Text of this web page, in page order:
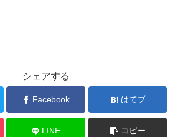
シェアする
Facebook はてブ
LINE コピー